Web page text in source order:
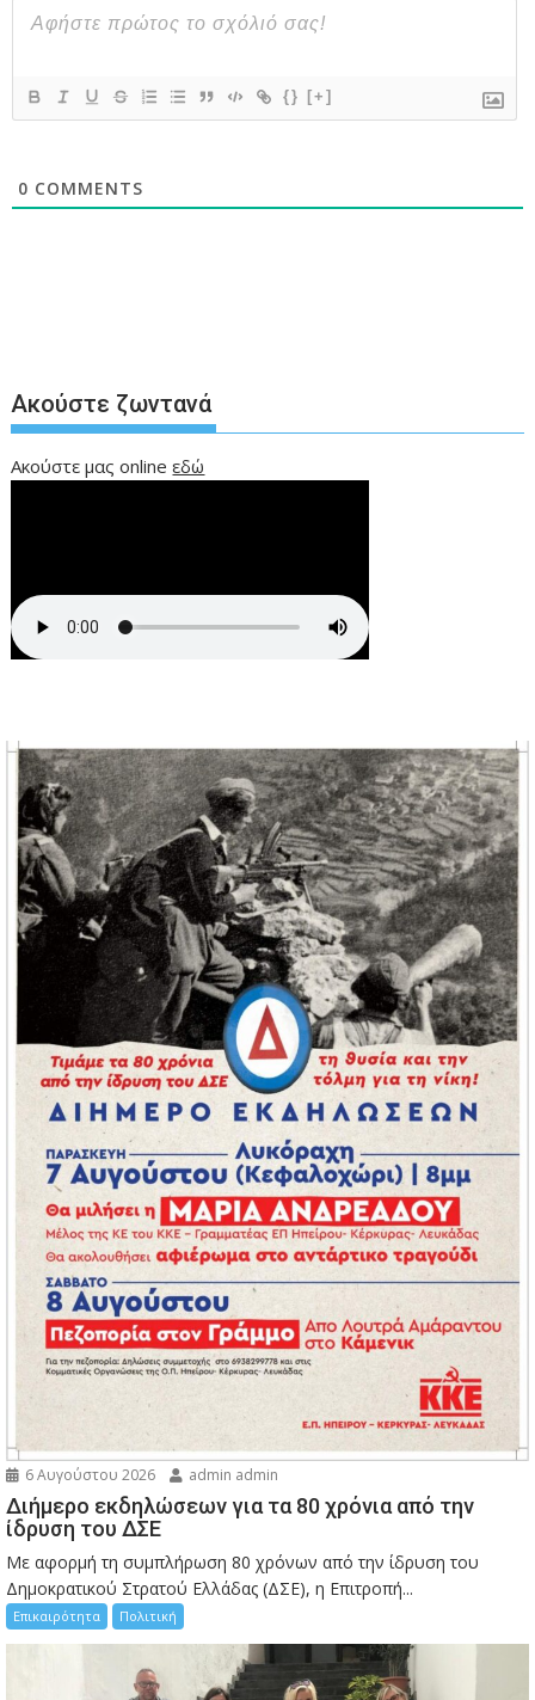
{} [+]
0 COMMENTS
Ακούστε ζωντανά
Ακούστε μας onlineεδώ
6 Αυγούστου 2026 admin admin
Διήμερο εκδηλώσεων για τα 80 χρόνια από την
ίδρυση του ΔΣΕ
Με αφορμή τη συμπλήρωση 80 χρόνων από την ίδρυση του
Δημοκρατικού Στρατού Ελλάδας (ΔΣΕ), η Επιτροπή...
Επικαιρότητα Πολιτική